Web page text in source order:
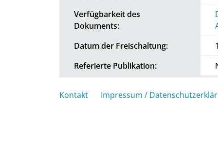
Verfügbarkeit des
Dokuments:
Datum der Freischaltung:
Referierte Publikation:
Kontakt Impressum /